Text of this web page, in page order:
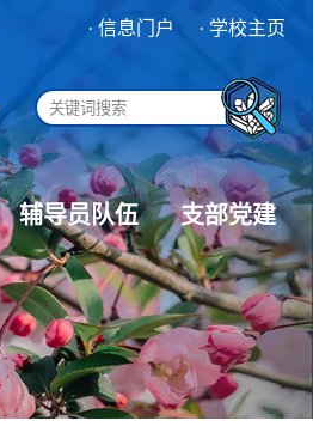
· 学校主页
· 信息门户
辅导员队伍 支部党建